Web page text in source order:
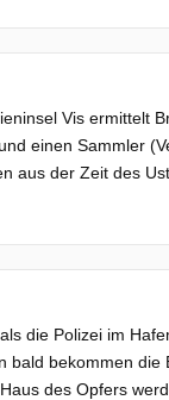
Vis ermittelt
einen Sammler
aus der Zeit des
die Polizei im
bald bekommen
des Opfers